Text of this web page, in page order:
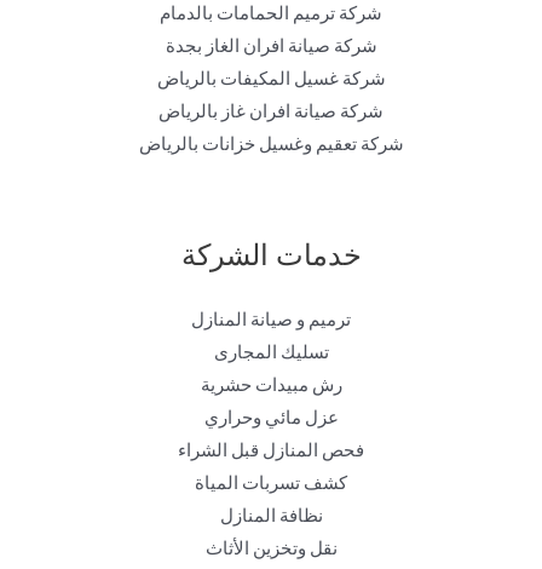
شركة ترميم الحمامات بالدمام
شركة صيانة افران الغاز بجدة
شركة غسيل المكيفات بالرياض
شركة صيانة افران غاز بالرياض
شركة تعقيم وغسيل خزانات بالرياض
خدمات الشركة
ترميم و صيانة المنازل
تسليك المجارى
رش مبيدات حشرية
عزل مائي وحراري
فحص المنازل قبل الشراء
كشف تسربات المياة
نظافة المنازل
نقل وتخزين الأثاث